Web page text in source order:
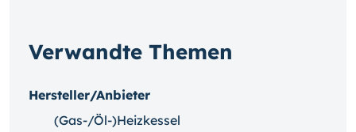
Verwandte Themen
Hersteller/Anbieter
(Gas-/Öl-)Heizkessel